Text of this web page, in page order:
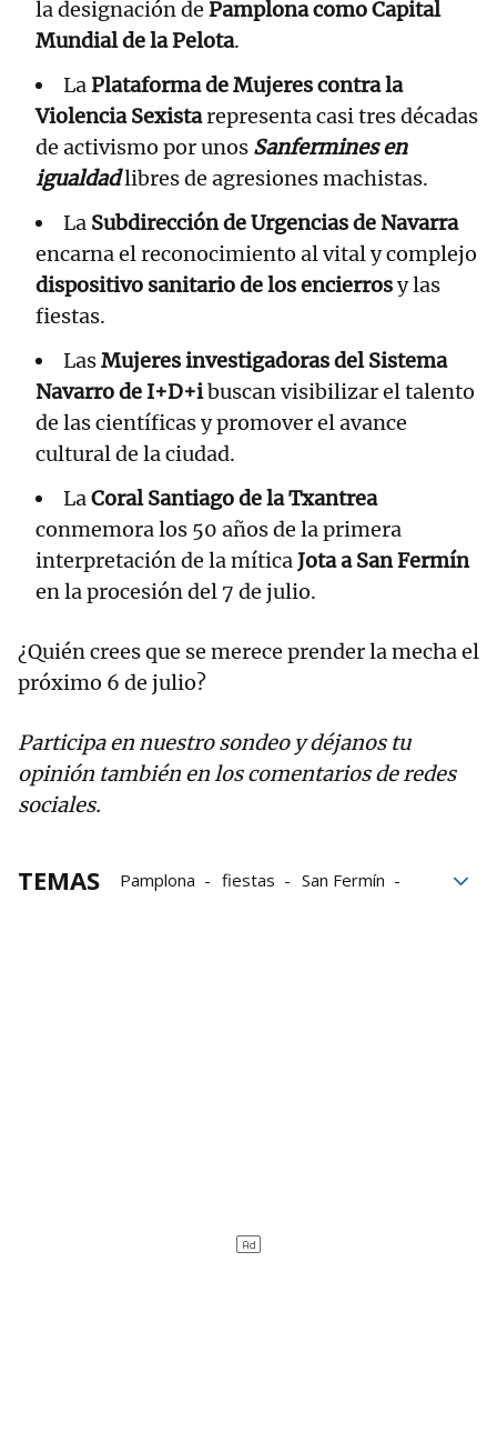
la designación de Pamplona como Capital
Mundial de la Pelota.
LaPlataforma de Mujeres contra la
Violencia Sexistarepresenta casi tres décadas
de activismo por unos Sanfermines en
igualdadlibres de agresiones machistas.
La Subdirección de Urgencias de Navarra
encarna el reconocimiento al vital y complejo
dispositivo sanitario de los encierrosy las
fiestas.
LasMujeres investigadoras del Sistema
Navarro de I+D+ibuscan visibilizar el talento
de las científicas y promover el avance
cultural de la ciudad.
LaCoral Santiago de la Txantrea
conmemora los 50 años de la primera
interpretación de la míticaJota a San Fermín
en la procesión del 7 de julio.
¿Quién crees que se merece prender la mecha el
próximo 6 de julio?
Participa en nuestro sondeo y déjanos tu
opinión también en los comentarios de redes
sociales.
TEMAS Pamplona fiestas
San Fermín